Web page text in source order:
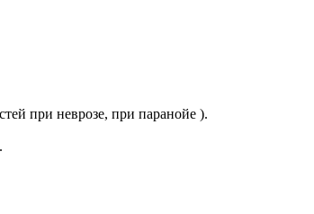
при неврозе, при паранойе ).